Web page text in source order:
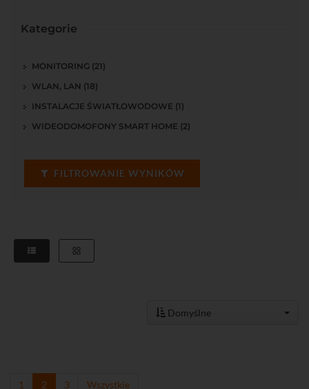
Kategorie
MONITORING (21)
WLAN, LAN (18)
INSTALACJE ŚWIATŁOWODOWE (1)
WIDEODOMOFONY SMART HOME (2)
FILTROWANIE WYNIKÓW
Domyślne
1 2 3 Wszystkie